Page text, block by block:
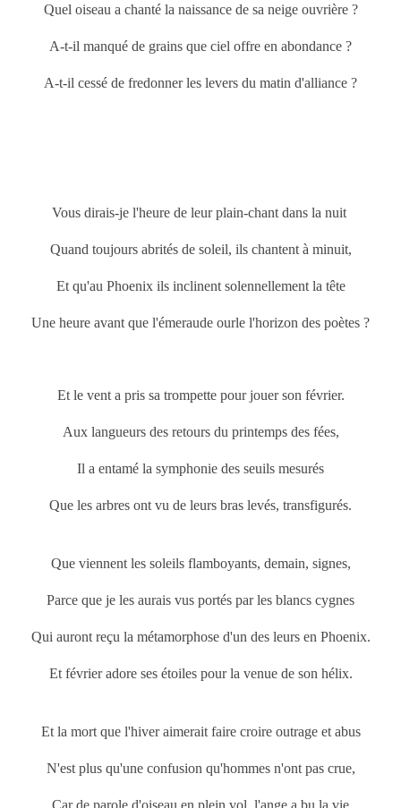
Quel oiseau a chanté la naissance de sa neige ouvrière ?
A-t-il manqué de grains que ciel offre en abondance ?
A-t-il cessé de fredonner les levers du matin d'alliance ?
Vous dirais-je l'heure de leur plain-chant dans la nuit
Quand toujours abrités de soleil, ils chantent à minuit,
Et qu'au Phoenix ils inclinent solennellement la tête
Une heure avant que l'émeraude ourle l'horizon des poètes ?
Et le vent a pris sa trompette pour jouer son février.
Aux langueurs des retours du printemps des fées,
Il a entamé la symphonie des seuils mesurés
Que les arbres ont vu de leurs bras levés, transfigurés.
Que viennent les soleils flamboyants, demain, signes,
Parce que je les aurais vus portés par les blancs cygnes
Qui auront reçu la métamorphose d'un des leurs en Phoenix.
Et février adore ses étoiles pour la venue de son hélix.
Et la mort que l'hiver aimerait faire croire outrage et abus
N'est plus qu'une confusion qu'hommes n'ont pas crue,
Car de parole d'oiseau en plein vol, l'ange a bu la vie